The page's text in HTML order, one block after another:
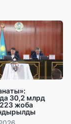
30,2 млрд
223 жоба